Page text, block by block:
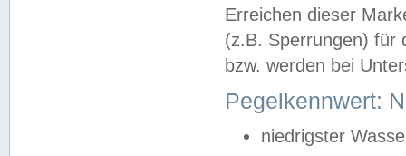
Erreichen dieser
(z.B. Sperrungen) für
bzw. werden bei
Pegelkennwert:
niedrigster